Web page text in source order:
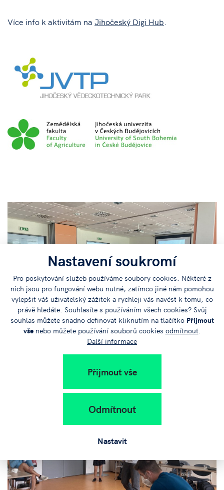
Nastavení soukromí
Pro poskytování služeb používáme soubory cookies. Některé z
nich jsou pro fungování webu nutné, zatímco jiné nám pomohou
vylepšit váš uživatelský zážitek a rychleji vás navést k tomu, co
právě hledáte. Souhlasíte s používáním všech cookies? Svůj
souhlas můžete snadno definovat kliknutím na tlačítko Přijmout
všenebo můžete používání souborů cookies odmítnout.
Další informace
Přijmout vše
Odmítnout
Nastavit
Více info k aktivitám na Jihočeský Digi Hub